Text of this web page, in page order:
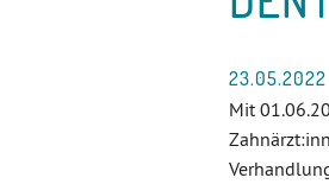
23.05.2022
Mit